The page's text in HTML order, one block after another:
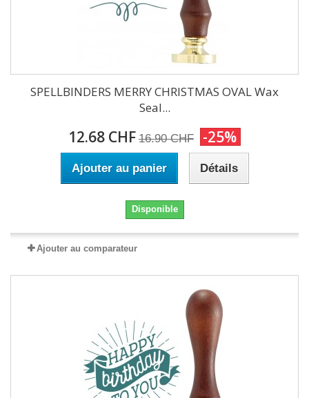
SPELLBINDERS MERRY CHRISTMAS OVAL Wax
Seal...
12.68 CHF 16.90 CHF -25%
Ajouter au panier Détails
Disponible
Ajouter au comparateur